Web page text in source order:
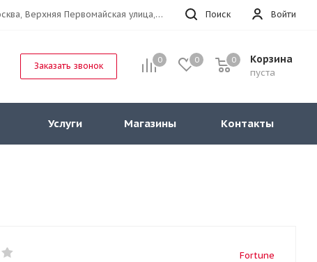
Войти
Поиск
г.Москва, Верхняя Первомайская улица, 47к11 офис 214
0 0 Корзина
пуста
0
Заказать звонок
Услуги Магазины Контакты
Fortune